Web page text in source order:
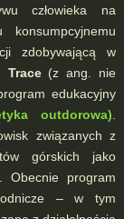
człowieka na
konsumpcyjnemu
zdobywającą w
Trace(z ang. nie
edukacyjny
outdorowa)
związanych z
górskich jako
Obecnie program
– w tym